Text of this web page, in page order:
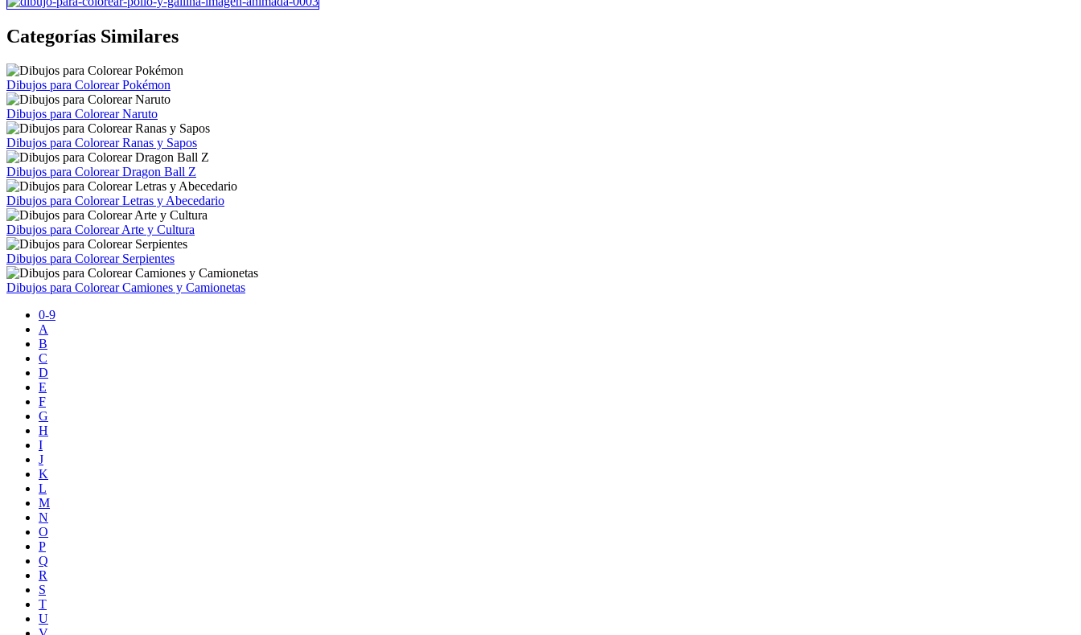
Categorías Similares
Dibujos para Colorear Pokémon
Dibujos para Colorear Naruto
Dibujos para Colorear Ranas y Sapos
Dibujos para Colorear Dragon Ball Z
Dibujos para Colorear Letras y Abecedario
Dibujos para Colorear Arte y Cultura
Dibujos para Colorear Serpientes
Dibujos para Colorear Camiones y Camionetas
0-9
A
B
C
D
E
F
G
H
I
J
K
L
M
N
O
P
Q
R
S
T
U